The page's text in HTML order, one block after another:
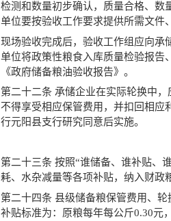
检测和数量初步确认，质量合格、数
单位要按验收工作要求提供所需文件
现场验收完成后，验收工作组应向承
单位将政策性粮食入库质量检验报告
《政府储备粮油验收报告》。
第二十二条 承储企业在实际轮换中
不得享受相应保管费用，并扣回相应
行元阳县支行研究同意后实施。
第二十三条 按照“谁储备、谁补贴、
耗、水杂减量等各项补贴，纳入财政
第二十四条 县级储备粮保管费用、
补贴标准为：原粮每年每公斤0.30元